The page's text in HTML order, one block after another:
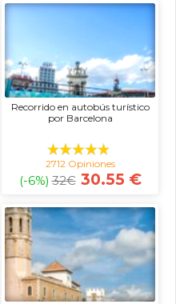
Recorrido en autobús turístico
por Barcelona
2712 Opiniones
(-6%) 32€ 30.55 €